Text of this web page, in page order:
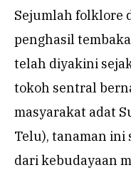
Sejumlah folklore
penghasil
telah diyakini
tokoh sentral
masyarakat adat
Telu), tanaman ini
dari kebudayaan